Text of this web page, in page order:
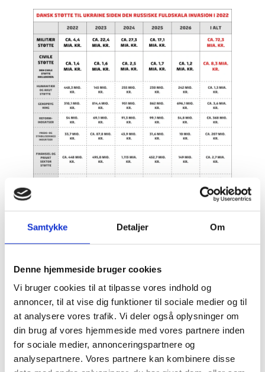
Samtykke Detaljer Om
Denne hjemmeside bruger cookies
Vi bruger cookies til at tilpasse vores indhold og
annoncer, til at vise dig funktioner til sociale medier og til
at analysere vores trafik. Vi deler også oplysninger om
din brug af vores hjemmeside med vores partnere inden
for sociale medier, annonceringspartnere og
analysepartnere. Vores partnere kan kombinere disse
Se hele oversigten over støtte her
Læs mere om Mykolaiv-Danmark-partnerskabet
her